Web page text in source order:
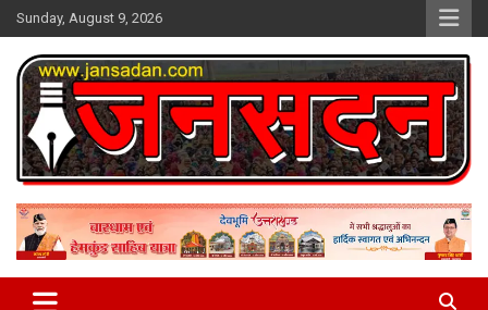
Skip
to
content
Sunday, August 9, 2026
Jan Sadan